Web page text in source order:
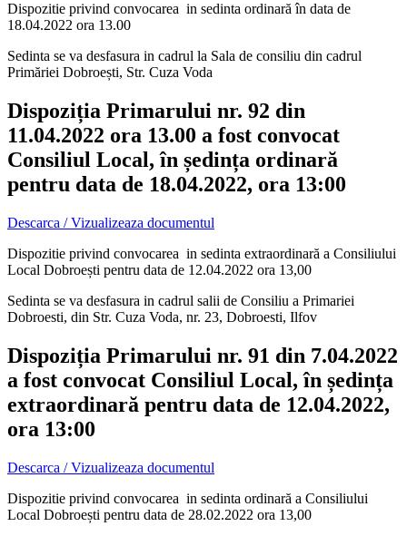
Dispozitie privind convocarea in sedinta ordinară în data de
18.04.2022 ora 13.00
Sedinta se va desfasura in cadrul la Sala de consiliu din cadrul
Primăriei Dobroești, Str. Cuza Voda
Dispoziția Primarului nr. 92 din
11.04.2022 ora 13.00 a fost convocat
Consiliul Local, în ședința ordinară
pentru data de 18.04.2022, ora 13:00
Descarca / Vizualizeaza documentul
Dispozitie privind convocarea in sedinta extraordinară a Consiliului
Local Dobroești pentru data de 12.04.2022 ora 13,00
Sedinta se va desfasura in cadrul salii de Consiliu a Primariei
Dobroesti, din Str. Cuza Voda, nr. 23, Dobroesti, Ilfov
Dispoziția Primarului nr. 91 din 7.04.2022
a fost convocat Consiliul Local, în ședința
extraordinară pentru data de 12.04.2022,
ora 13:00
Descarca / Vizualizeaza documentul
Dispozitie privind convocarea in sedinta ordinară a Consiliului
Local Dobroești pentru data de 28.02.2022 ora 13,00